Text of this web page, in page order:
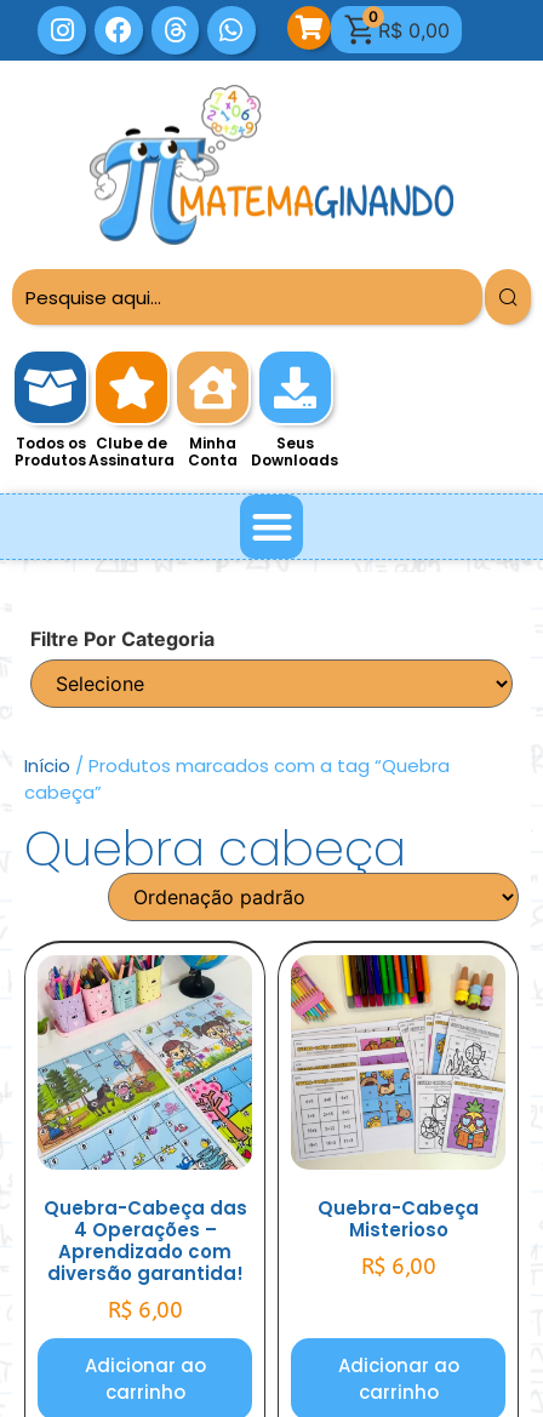
0
R$ 0,00
Todos os
Produtos
Clube de
Assinatura
Minha
Conta
Seus
Downloads
Filtre Por Categoria
Início / Produtos marcados com a tag “Quebra
cabeça”
Quebra cabeça
Quebra-Cabeça das
4 Operações –
Aprendizado com
diversão garantida!
R$ 6,00
Adicionar ao
carrinho
Quebra-Cabeça
Misterioso
R$ 6,00
Adicionar ao
carrinho